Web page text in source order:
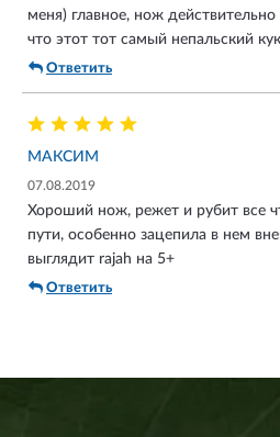
меня) главное, нож
что этот тот самый непальский
Ответить
МАКСИМ
07.08.2019
Хороший нож, режет и рубит все
пути, особенно зацепила в нем
выглядит rajah на 5+
Ответить